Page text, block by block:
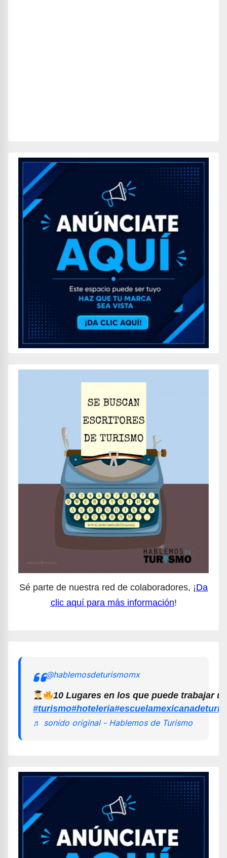
Sé parte de nuestra red de colaboradores, ¡Da
clic aquí para más información!
@hablemosdeturismomx
10 Lugares en los que puede trabajar
#turismo#hoteleria
♬ sonido original - Hablemos de Turismo